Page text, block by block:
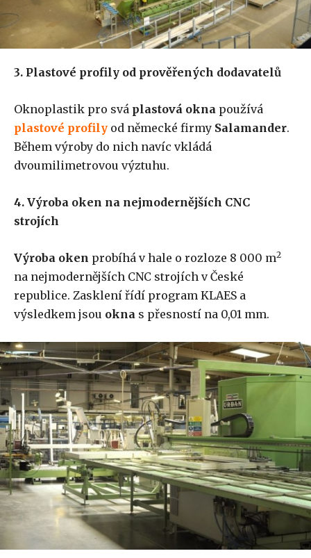
3. Plastové profily od prověřených dodavatelů
Oknoplastik pro svá plastová okna používá
plastové profily od německé firmy Salamander.
Během výroby do nich navíc vkládá
dvoumilimetrovou výztuhu.
4. Výroba oken na nejmodernějších CNC
strojích
Výroba oken probíhá v hale o rozloze 8 000 m2
na nejmodernějších CNC strojích v České
republice. Zasklení řídí program KLAES a
výsledkem jsou okna s přesností na 0,01 mm.